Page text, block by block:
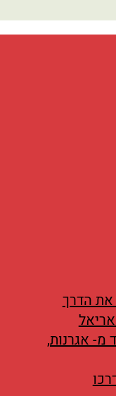
הדרך
מ- אגרנות,